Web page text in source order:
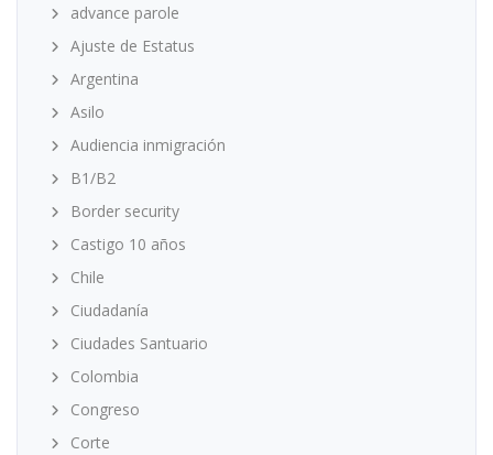
advance parole
Ajuste de Estatus
Argentina
Asilo
Audiencia inmigración
B1/B2
Border security
Castigo 10 años
Chile
Ciudadanía
Ciudades Santuario
Colombia
Congreso
Corte